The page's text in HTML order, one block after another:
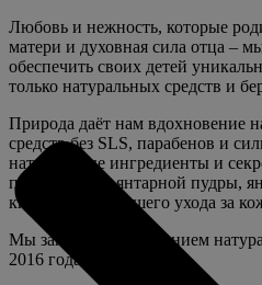
Любовь и нежность, которые
матери и духовная сила отца –
обеспечить своих детей
только натуральных средств и
Природа даёт нам вдохновение
средств без SLS, парабенов и
натуральные ингредиенты и
применением янтарной пудры,
кислоты для лучшего ухода за
Мы занимаемся созданием
2016 года.